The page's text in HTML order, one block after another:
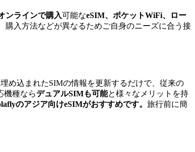
ンラインで購入可能なeSIM、ポケットWiFi、ロー
入方法などが異なるためご自身のニーズに合う接
め込まれたSIMの情報を更新するだけで、従来の
機種ならデュアルSIMも可能と様々なメリットを持
のアジア向けeSIMがおすすめです。 旅行前に簡